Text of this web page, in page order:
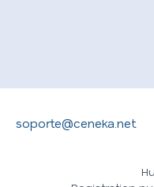
soporte@ceneka.net